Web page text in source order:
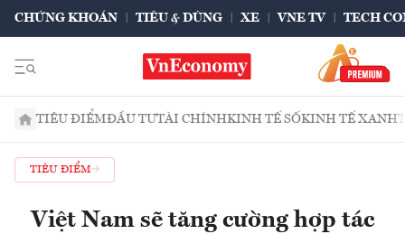
CHỨNG KHOÁN TIÊU & DÙNG XE VNE TV TECH
TIÊU ĐIỂMĐẦU TƯTÀI CHÍNHKINH TẾ SỐKINH TẾ XANH
TIÊU ĐIỂM
Việt Nam sẽ tăng cường hợp tác